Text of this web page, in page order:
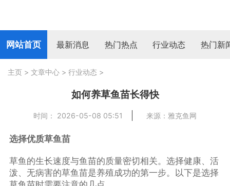
网站首页 最新消息 热门热点 行业动态 热门新
主页 > 文章中心 > 行业动态 >
如何养草鱼苗长得快
时间： 2026-05-08 05:51 来源：雅克鱼网
选择优质草鱼苗
草鱼的生长速度与鱼苗的质量密切相关。选择健康、活
泼、无病害的草鱼苗是养殖成功的第一步。以下是选择